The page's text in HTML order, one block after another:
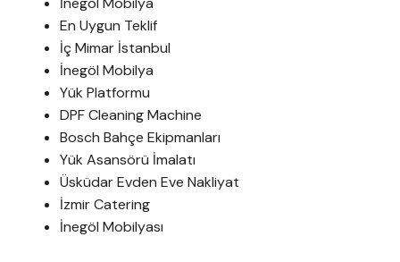
En Uygun Teklif
İç Mimar İstanbul
İnegöl Mobilya
Yük Platformu
DPF Cleaning Machine
Bosch Bahçe Ekipmanları
Yük Asansörü İmalatı
Üsküdar Evden Eve Nakliyat
İzmir Catering
İnegöl Mobilyası